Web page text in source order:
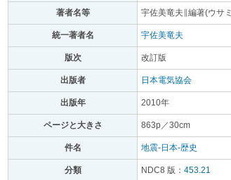
著者名等｡ 宇佐美竜夫∥編著(ウサ
統一著者名 宇佐美竜夫
版次｡ 改訂版
出版者｡ 日本電気協会
出版年｡ 2010年
ページと大きさ 863p／30cm
件名 地震-日本-歴史
分類｡ NDC8 版： 453.21